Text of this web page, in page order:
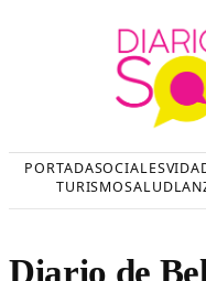
PORTADASOCIALESVIDA
TURISMOSALUD
Diario de